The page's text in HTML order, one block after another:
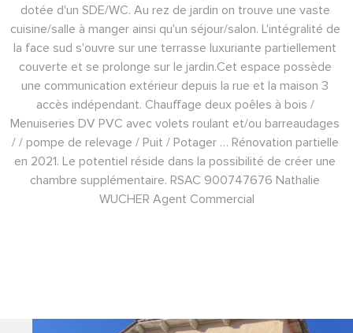
dotée d'un SDE/WC. Au rez de jardin on trouve une vaste
cuisine/salle à manger ainsi qu'un séjour/salon. L'intégralité de
la face sud s'ouvre sur une terrasse luxuriante partiellement
couverte et se prolonge sur le jardin.Cet espace possède
une communication extérieur depuis la rue et la maison 3
accès indépendant. Chauffage deux poêles à bois /
Menuiseries DV PVC avec volets roulant et/ou barreaudages
/ / pompe de relevage / Puit / Potager … Rénovation partielle
en 2021. Le potentiel réside dans la possibilité de créer une
chambre supplémentaire. RSAC 900747676 Nathalie
WUCHER Agent Commercial